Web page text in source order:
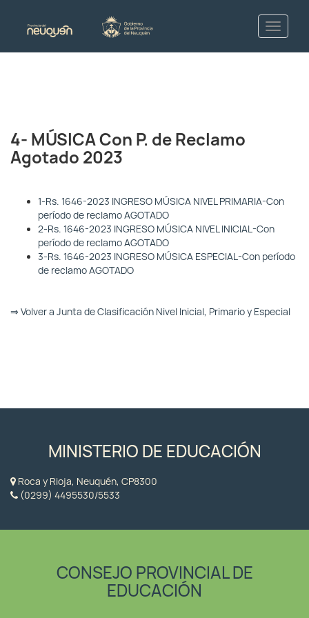
4- MÚSICA Con P. de Reclamo
Agotado 2023
1-Rs. 1646-2023 INGRESO MÚSICA NIVEL PRIMARIA-Con
período de reclamo AGOTADO
2-Rs. 1646-2023 INGRESO MÚSICA NIVEL INICIAL-Con
período de reclamo AGOTADO
3-Rs. 1646-2023 INGRESO MÚSICA ESPECIAL-Con período
de reclamo AGOTADO
⇒ Volver a Junta de Clasificación Nivel Inicial, Primario y Especial
MINISTERIO DE EDUCACIÓN
Roca y Rioja, Neuquén, CP8300
(0299) 4495530/5533
CONSEJO PROVINCIAL DE
EDUCACIÓN